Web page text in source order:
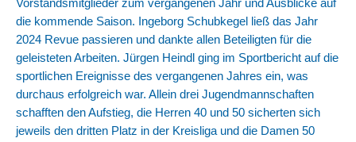
Vorstandsmitglieder zum vergangenen Jahr und Ausblicke auf
die kommende Saison. Ingeborg Schubkegel ließ das Jahr
2024 Revue passieren und dankte allen Beteiligten für die
geleisteten Arbeiten. Jürgen Heindl ging im Sportbericht auf die
sportlichen Ereignisse des vergangenen Jahres ein, was
durchaus erfolgreich war. Allein drei Jugendmannschaften
schafften den Aufstieg, die Herren 40 und 50 sicherten sich
jeweils den dritten Platz in der Kreisliga und die Damen 50